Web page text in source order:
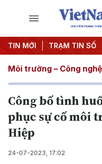
CHUYÊN TRANG
TIN MỚI TRẠM TIN SỐ
#Hội nghị Trung ương 3
Môi trường – Công nghệ
Công bố tình
phục sự cố môi
Hiệp
24-07-2023, 17:02